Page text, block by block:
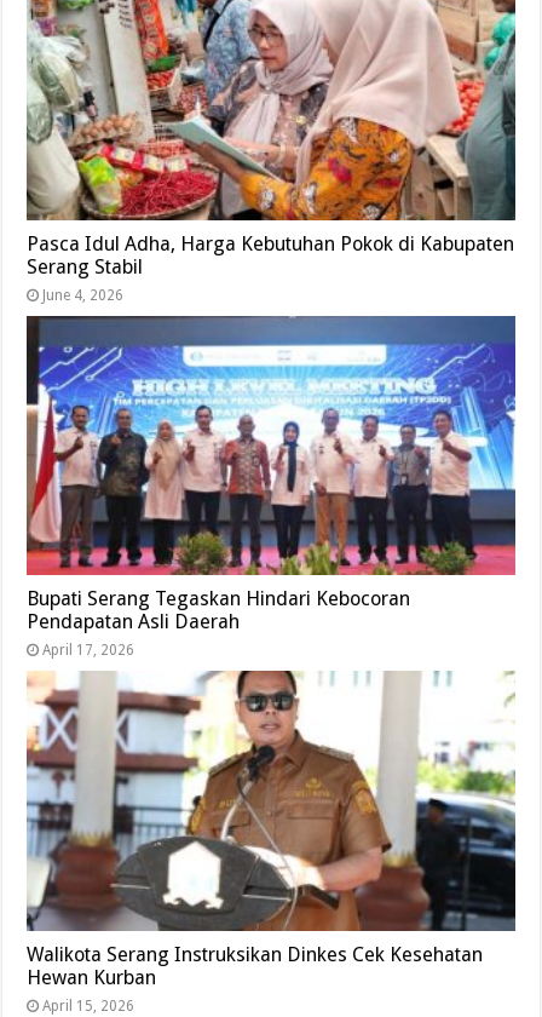
Pasca Idul Adha, Harga Kebutuhan Pokok di Kabupaten
Serang Stabil
June 4, 2026
Bupati Serang Tegaskan Hindari Kebocoran
Pendapatan Asli Daerah
April 17, 2026
Walikota Serang Instruksikan Dinkes Cek Kesehatan
Hewan Kurban
April 15, 2026